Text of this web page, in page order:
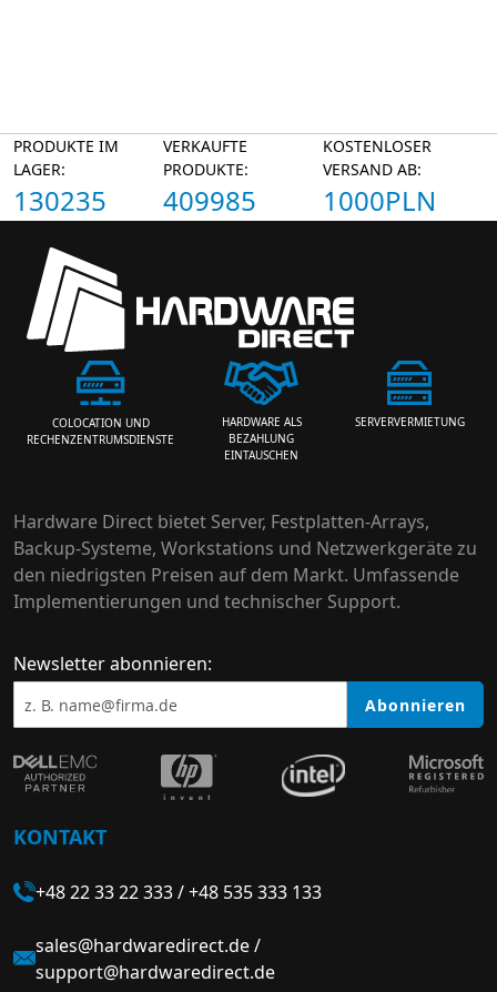
PRODUKTE IM
LAGER:
130235
VERKAUFTE
PRODUKTE:
409985
KOSTENLOSER
VERSAND AB:
1000PLN
COLOCATION UND
RECHENZENTRUMSDIENSTE
HARDWARE ALS
BEZAHLUNG
EINTAUSCHEN
SERVERVERMIETUNG
Hardware Direct bietet Server, Festplatten-Arrays,
Backup-Systeme, Workstations und Netzwerkgeräte zu
den niedrigsten Preisen auf dem Markt. Umfassende
Implementierungen und technischer Support.
Newsletter abonnieren:
Abonnieren
KONTAKT
+48 22 33 22 333/+48 535 333 133
sales@hardwaredirect.de/
support@hardwaredirect.de